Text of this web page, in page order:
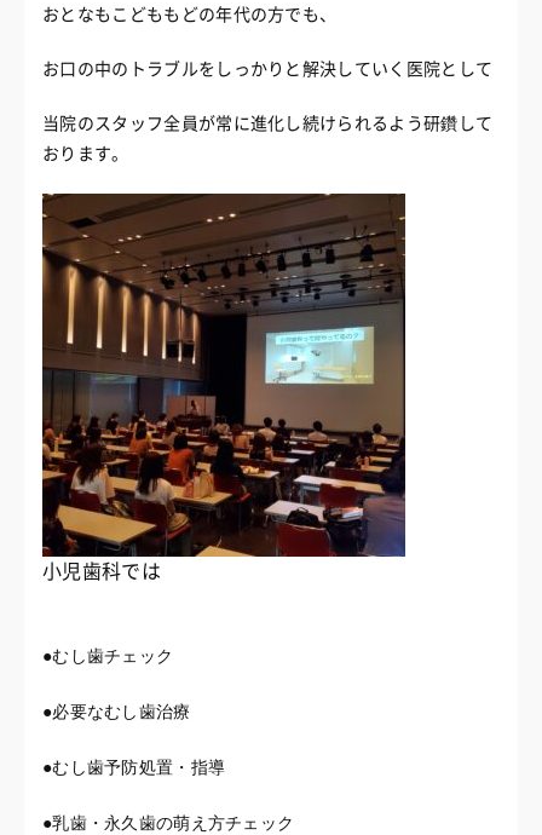
おとなもこどももどの年代の方でも、
お口の中のトラブルをしっかりと解決していく医院として
当院のスタッフ全員が常に進化し続けられるよう研鑽して
おります。
小児歯科では
●むし歯チェック
●必要なむし歯治療
●むし歯予防処置・指導
●乳歯・永久歯の萌え方チェック